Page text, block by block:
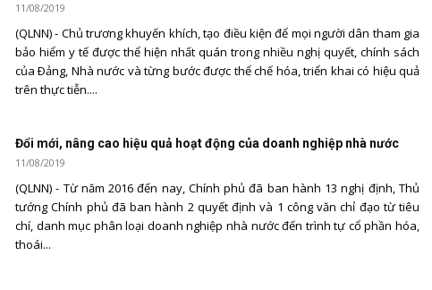
11/08/2019
(QLNN) - Chủ trương khuyến khích, tạo điều kiện để mọi người dân tham gia
bảo hiểm y tế được thể hiện nhất quán trong nhiều nghị quyết, chính sách
của Ðảng, Nhà nước và từng bước được thể chế hóa, triển khai có hiệu quả
trên thực tiễn....
Đổi mới, nâng cao hiệu quả hoạt động của doanh nghiệp nhà nước
11/08/2019
(QLNN) - Từ năm 2016 đến nay, Chính phủ đã ban hành 13 nghị định, Thủ
tướng Chính phủ đã ban hành 2 quyết định và 1 công văn chỉ đạo từ tiêu
chí, danh mục phân loại doanh nghiệp nhà nước đến trình tự cổ phần hóa,
thoái...